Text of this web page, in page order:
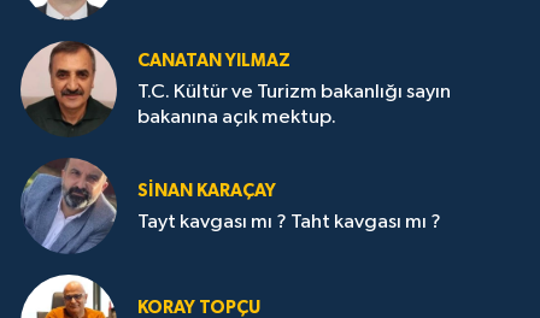
CANATAN YILMAZ
T.C. Kültür ve Turizm bakanlığı sayın
bakanına açık mektup.
SİNAN KARAÇAY
Tayt kavgası mı ? Taht kavgası mı ?
KORAY TOPÇU